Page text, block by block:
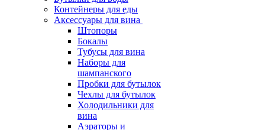
Контейнеры для еды
Аксессуары для вина
Штопоры
Бокалы
Тубусы для вина
Наборы для
шампанского
Пробки для бутылок
Чехлы для бутылок
Холодильники для
вина
Аэраторы и